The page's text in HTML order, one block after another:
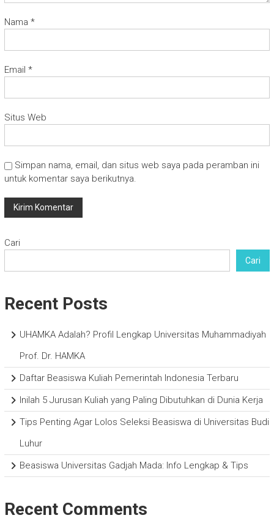
Nama *
Email *
Situs Web
Simpan nama, email, dan situs web saya pada peramban ini
untuk komentar saya berikutnya.
Cari
Cari
Recent Posts
UHAMKA Adalah? Profil Lengkap Universitas Muhammadiyah
Prof. Dr. HAMKA
Daftar Beasiswa Kuliah Pemerintah Indonesia Terbaru
Inilah 5 Jurusan Kuliah yang Paling Dibutuhkan di Dunia Kerja
Tips Penting Agar Lolos Seleksi Beasiswa di Universitas Budi
Luhur
Beasiswa Universitas Gadjah Mada: Info Lengkap & Tips
Recent Comments